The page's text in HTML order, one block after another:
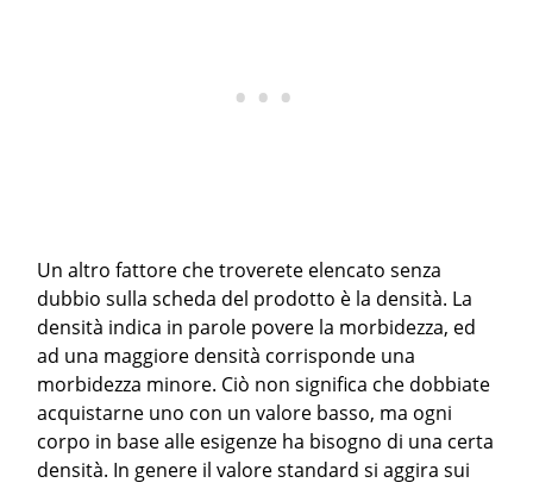
Un altro fattore che troverete elencato senza
dubbio sulla scheda del prodotto è la densità. La
densità indica in parole povere la morbidezza, ed
ad una maggiore densità corrisponde una
morbidezza minore. Ciò non significa che dobbiate
acquistarne uno con un valore basso, ma ogni
corpo in base alle esigenze ha bisogno di una certa
densità. In genere il valore standard si aggira sui